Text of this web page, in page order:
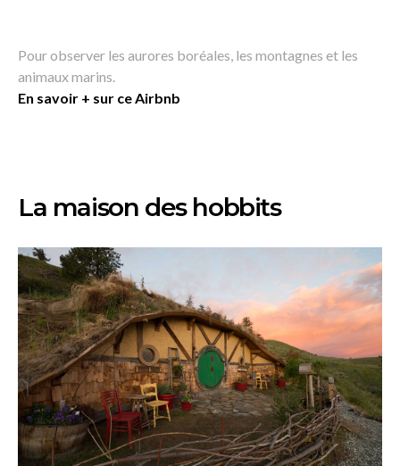
Pour observer les aurores boréales, les montagnes et les
animaux marins.
En savoir + sur ce Airbnb
La maison des hobbits